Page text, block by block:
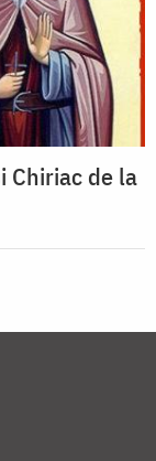
Chiriac de la